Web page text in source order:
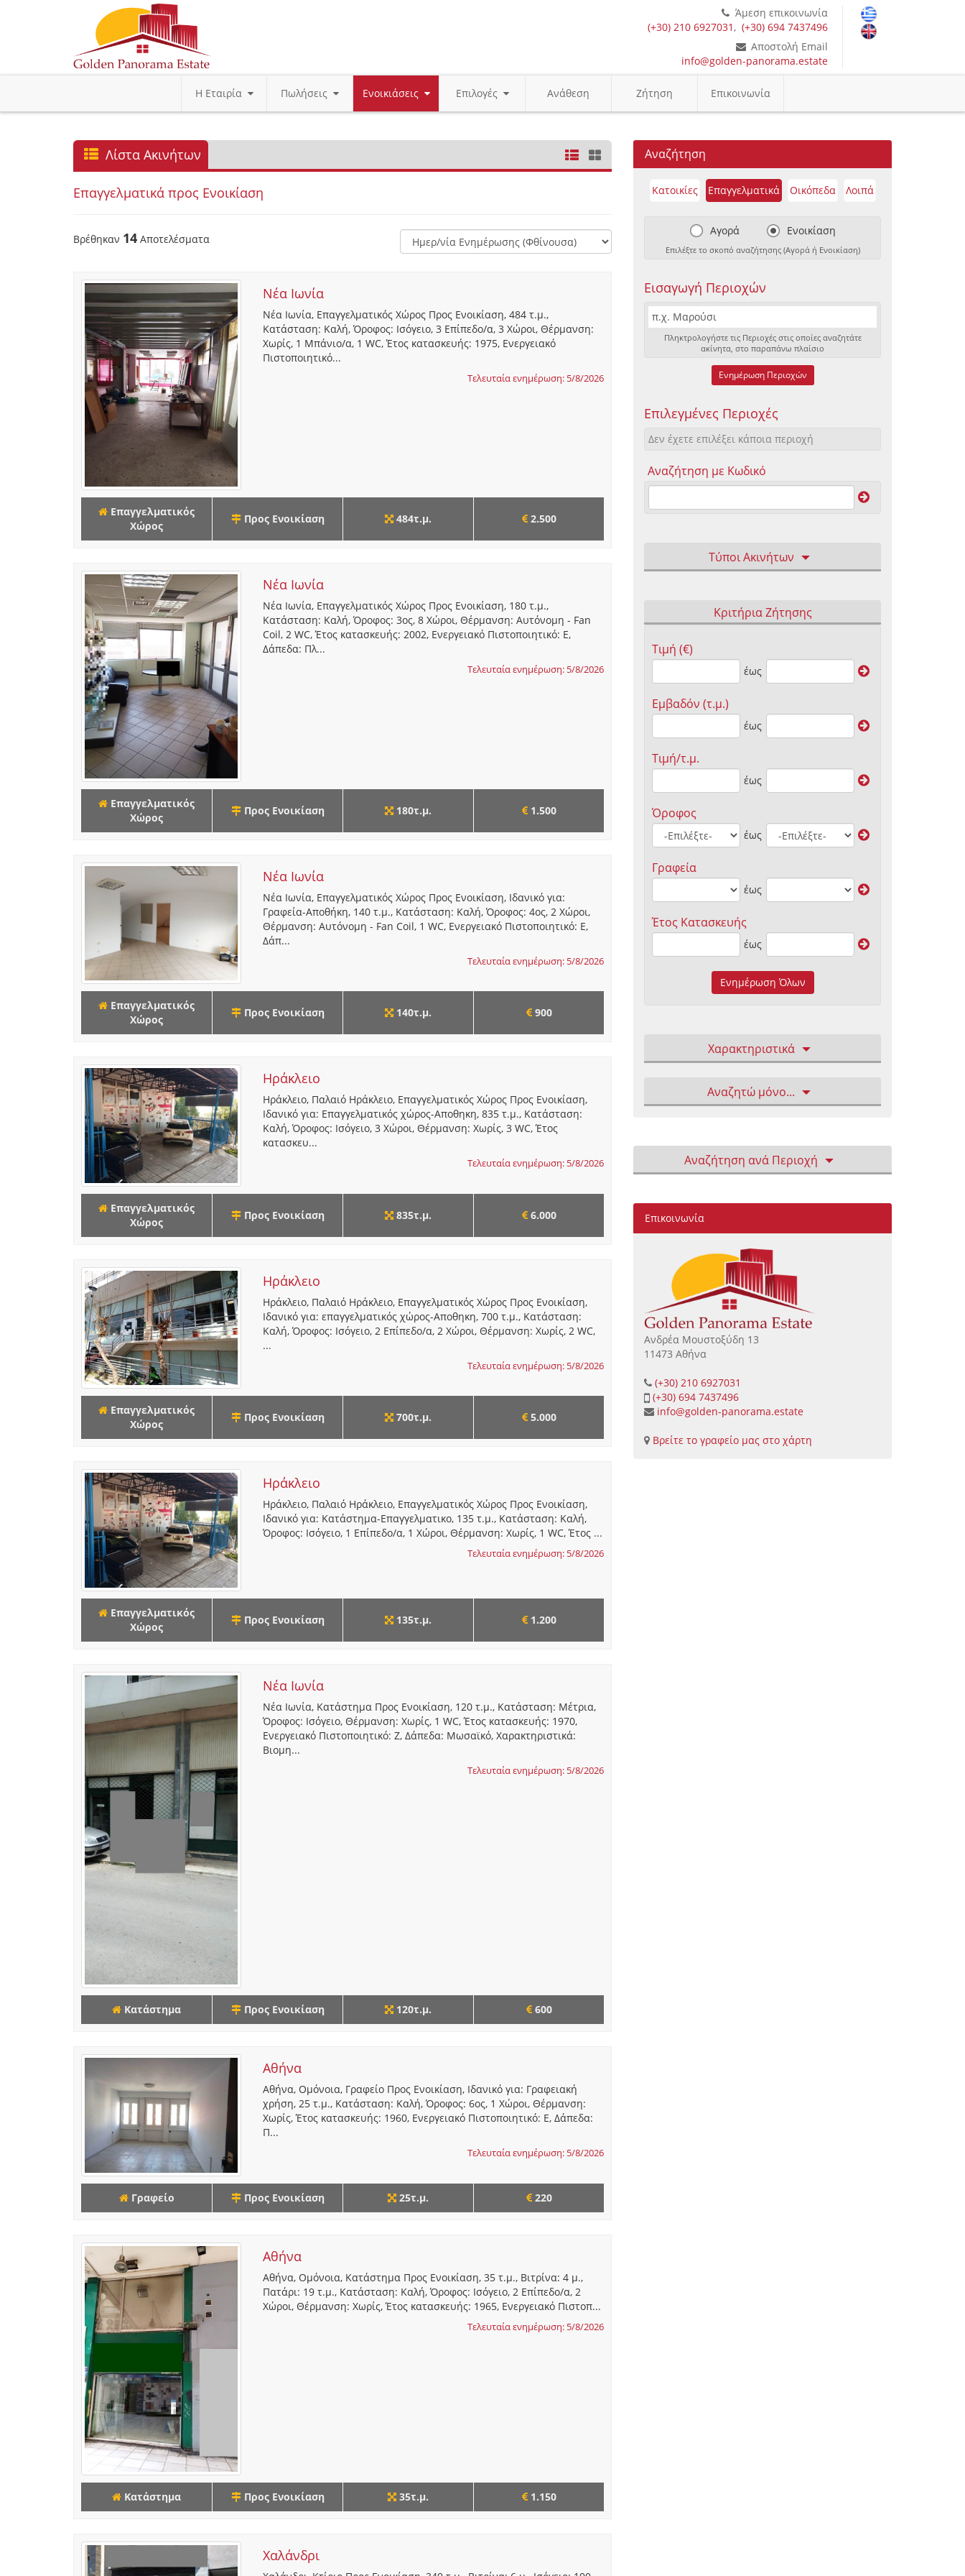
Άμεση επικοινωνία
(+30) 210 6927031, (+30) 694 7437496
Αποστολή Email
info@golden-panorama.estate
Η Εταιρία Πωλήσεις Ενοικιάσεις Επιλογές Ανάθεση Ζήτηση Επικοινωνία
Λίστα Ακινήτων
Επαγγελματικά προς Ενοικίαση
Βρέθηκαν 14 Αποτελέσματα
Νέα Ιωνία
Νέα Ιωνία, Επαγγελματικός Χώρος Προς Ενοικίαση, 484 τ.μ.,
Κατάσταση: Καλή, Όροφος: Ισόγειο, 3 Επίπεδο/α, 3 Χώροι, Θέρμανση:
Χωρίς, 1 Μπάνιο/α, 1 WC, Έτος κατασκευής: 1975, Ενεργειακό
Πιστοποιητικό...
Τελευταία ενημέρωση: 5/8/2026
Επαγγελματικός
Χώρος
Προς Ενοικίαση 484τ.μ. 2.500
Νέα Ιωνία
Νέα Ιωνία, Επαγγελματικός Χώρος Προς Ενοικίαση, 180 τ.μ.,
Κατάσταση: Καλή, Όροφος: 3ος, 8 Χώροι, Θέρμανση: Αυτόνομη - Fan
Coil, 2 WC, Έτος κατασκευής: 2002, Ενεργειακό Πιστοποιητικό: Ε,
Δάπεδα: Πλ...
Τελευταία ενημέρωση: 5/8/2026
Επαγγελματικός
Χώρος
Προς Ενοικίαση 180τ.μ. 1.500
Νέα Ιωνία
Νέα Ιωνία, Επαγγελματικός Χώρος Προς Ενοικίαση, Ιδανικό για:
Γραφεία-Αποθήκη, 140 τ.μ., Κατάσταση: Καλή, Όροφος: 4ος, 2 Χώροι,
Θέρμανση: Αυτόνομη - Fan Coil, 1 WC, Ενεργειακό Πιστοποιητικό: Ε,
Δάπ...
Τελευταία ενημέρωση: 5/8/2026
Επαγγελματικός
Χώρος
Προς Ενοικίαση 140τ.μ. 900
Ηράκλειο
Ηράκλειο, Παλαιό Ηράκλειο, Επαγγελματικός Χώρος Προς Ενοικίαση,
Ιδανικό για: Επαγγελματικός χώρος-Αποθηκη, 835 τ.μ., Κατάσταση:
Καλή, Όροφος: Ισόγειο, 3 Χώροι, Θέρμανση: Χωρίς, 3 WC, Έτος
κατασκευ...
Τελευταία ενημέρωση: 5/8/2026
Επαγγελματικός
Χώρος
Προς Ενοικίαση 835τ.μ. 6.000
Ηράκλειο
Ηράκλειο, Παλαιό Ηράκλειο, Επαγγελματικός Χώρος Προς Ενοικίαση,
Ιδανικό για: επαγγελματικός χώρος-Αποθηκη, 700 τ.μ., Κατάσταση:
Καλή, Όροφος: Ισόγειο, 2 Επίπεδο/α, 2 Χώροι, Θέρμανση: Χωρίς, 2 WC,
...
Τελευταία ενημέρωση: 5/8/2026
Επαγγελματικός
Χώρος
Προς Ενοικίαση 700τ.μ. 5.000
Ηράκλειο
Ηράκλειο, Παλαιό Ηράκλειο, Επαγγελματικός Χώρος Προς Ενοικίαση,
Ιδανικό για: Κατάστημα-Επαγγελματικο, 135 τ.μ., Κατάσταση: Καλή,
Όροφος: Ισόγειο, 1 Επίπεδο/α, 1 Χώροι, Θέρμανση: Χωρίς, 1 WC, Έτος ...
Τελευταία ενημέρωση: 5/8/2026
Επαγγελματικός
Χώρος
Προς Ενοικίαση 135τ.μ. 1.200
Νέα Ιωνία
Νέα Ιωνία, Κατάστημα Προς Ενοικίαση, 120 τ.μ., Κατάσταση: Μέτρια,
Όροφος: Ισόγειο, Θέρμανση: Χωρίς, 1 WC, Έτος κατασκευής: 1970,
Ενεργειακό Πιστοποιητικό: Ζ, Δάπεδα: Μωσαϊκό, Χαρακτηριστικά:
Βιομη...
Τελευταία ενημέρωση: 5/8/2026
Κατάστημα Προς Ενοικίαση 120τ.μ. 600
Αθήνα
Αθήνα, Ομόνοια, Γραφείο Προς Ενοικίαση, Ιδανικό για: Γραφειακή
χρήση, 25 τ.μ., Κατάσταση: Καλή, Όροφος: 6ος, 1 Χώροι, Θέρμανση:
Χωρίς, Έτος κατασκευής: 1960, Ενεργειακό Πιστοποιητικό: Ε, Δάπεδα:
Π...
Τελευταία ενημέρωση: 5/8/2026
Γραφείο Προς Ενοικίαση 25τ.μ. 220
Αθήνα
Αθήνα, Ομόνοια, Κατάστημα Προς Ενοικίαση, 35 τ.μ., Βιτρίνα: 4 μ.,
Πατάρι: 19 τ.μ., Κατάσταση: Καλή, Όροφος: Ισόγειο, 2 Επίπεδο/α, 2
Χώροι, Θέρμανση: Χωρίς, Έτος κατασκευής: 1965, Ενεργειακό Πιστοπ...
Τελευταία ενημέρωση: 5/8/2026
Κατάστημα Προς Ενοικίαση 35τ.μ. 1.150
Χαλάνδρι
Αναζήτηση
Κατοικίες Επαγγελματικά Οικόπεδα Λοιπά
Αγορά Ενοικίαση
Επιλέξτε το σκοπό αναζήτησης (Αγορά ή Ενοικίαση)
Εισαγωγή Περιοχών
Πληκτρολογήστε τις Περιοχές στις οποίες αναζητάτε
ακίνητα, στο παραπάνω πλαίσιο
Ενημέρωση Περιοχών
Επιλεγμένες Περιοχές
Δεν έχετε επιλέξει κάποια περιοχή
Αναζήτηση με Κωδικό
Τύποι Ακινήτων
Κριτήρια Ζήτησης
Τιμή (€)
έως
Εμβαδόν (τ.μ.)
έως
Τιμή/τ.μ.
έως
Όροφος
έως
Γραφεία
έως
Έτος Κατασκευής
έως
Ενημέρωση Όλων
Χαρακτηριστικά
Αναζητώ μόνο...
Αναζήτηση ανά Περιοχή
Επικοινωνία
Ανδρέα Μουστοξύδη 13
11473 Αθήνα
(+30) 210 6927031
(+30) 694 7437496
info@golden-panorama.estate
Βρείτε το γραφείο μας στο χάρτη